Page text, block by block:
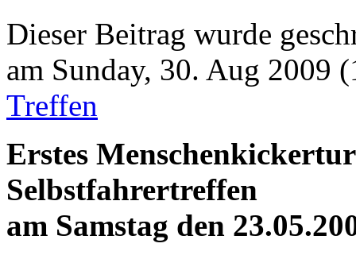
Dieser Beitrag wurde
am Sunday, 30. Aug 2009
Treffen
Erstes
Selbstfahrertreffen
am Samstag den